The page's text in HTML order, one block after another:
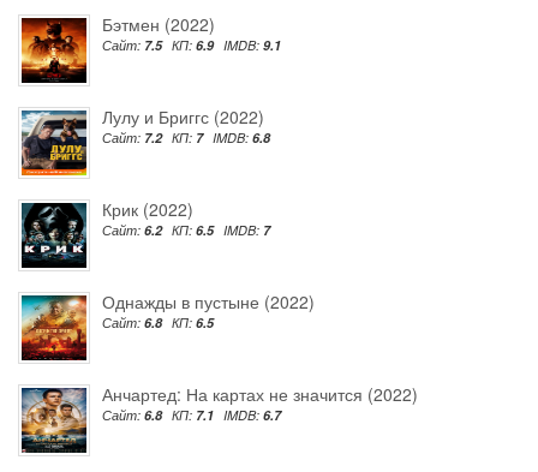
Бэтмен (2022)
Сайт: 7.5 КП: 6.9 IMDB: 9.1
Лулу и Бриггс (2022)
Сайт: 7.2 КП: 7 IMDB: 6.8
Крик (2022)
Сайт: 6.2 КП: 6.5 IMDB: 7
Однажды в пустыне (2022)
Сайт: 6.8 КП: 6.5
Анчартед: На картах не значится (2022)
Сайт: 6.8 КП: 7.1 IMDB: 6.7